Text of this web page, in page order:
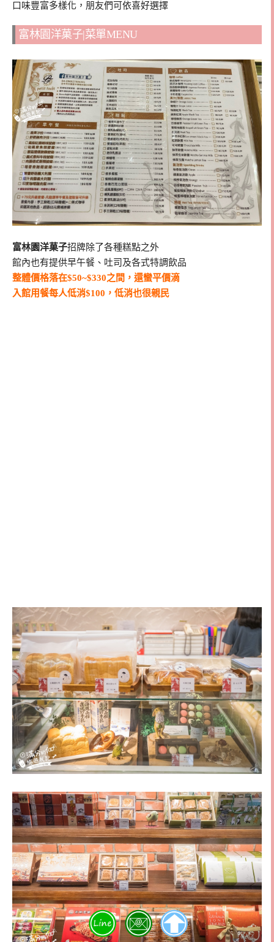
口味豐富多樣化，朋友們可依喜好選擇
富林園洋菓子|菜單MENU
富林園洋菓子招牌除了各種糕點之外
館內也有提供早午餐、吐司及各式特調飲品
整體價格落在$50~$330之間，還蠻平價滴
入館用餐每人低消$100，低消也很親民